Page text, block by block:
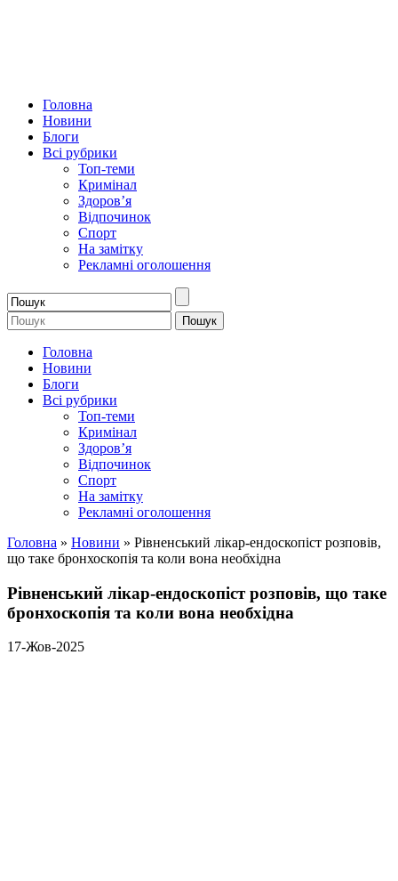
Головна
Новини
Блоги
Всі рубрики
Топ-теми
Кримінал
Здоров’я
Відпочинок
Спорт
На замітку
Рекламні оголошення
Головна
Новини
Блоги
Всі рубрики
Топ-теми
Кримінал
Здоров’я
Відпочинок
Спорт
На замітку
Рекламні оголошення
Головна » Новини » Рівненський лікар-ендоскопіст розповів,
що таке бронхоскопія та коли вона необхідна
Рівненський лікар-ендоскопіст розповів, що таке
бронхоскопія та коли вона необхідна
17-Жов-2025